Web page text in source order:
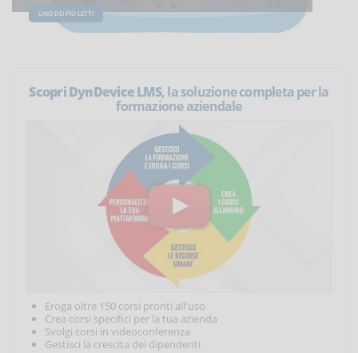
UNO DEI PIÙ LETTI
Scopri DynDevice LMS, la soluzione completa per la
formazione aziendale
Eroga oltre 150 corsi pronti all'uso
Crea corsi specifici per la tua azienda
Svolgi corsi in videoconferenza
Gestisci la crescita dei dipendenti